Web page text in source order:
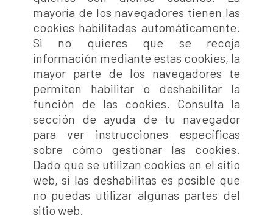
mayoría de los navegadores tienen las
cookies habilitadas automáticamente.
Si no quieres que se recoja
información mediante estas cookies, la
mayor parte de los navegadores te
permiten habilitar o deshabilitar la
función de las cookies. Consulta la
sección de ayuda de tu navegador
para ver instrucciones específicas
sobre cómo gestionar las cookies.
Dado que se utilizan cookies en el sitio
web, si las deshabilitas es posible que
no puedas utilizar algunas partes del
sitio web.